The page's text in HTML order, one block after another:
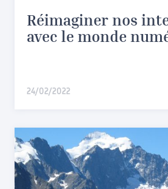
Réimaginer nos
avec le monde
24/02/2022